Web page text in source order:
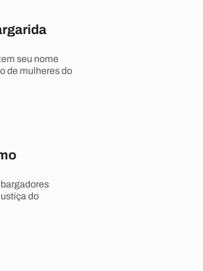
seu nome
de mulheres do
do